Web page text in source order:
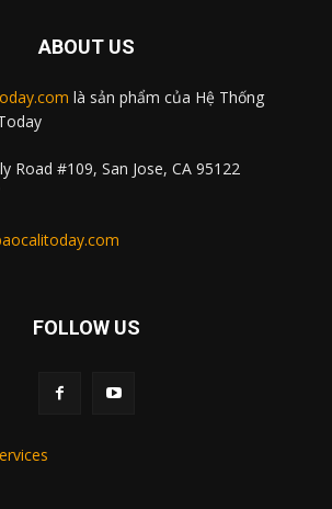
ABOUT US
là sản phẩm của Hệ Thống
Road #109, San Jose, CA 95122
FOLLOW US